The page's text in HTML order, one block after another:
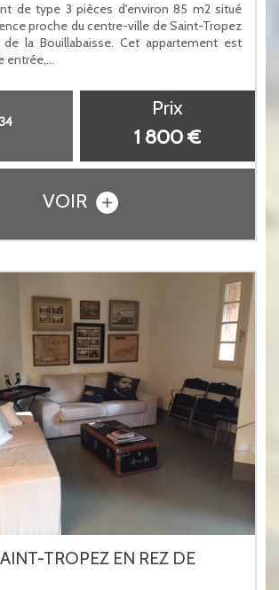
de type 3 pièces d'environ 85 m2 situé
proche du centre-ville de Saint-Tropez
la Bouillabaisse. Cet appartement est
entrée,...
Prix
1 800 €
VOIR
TROPEZ EN REZ DE